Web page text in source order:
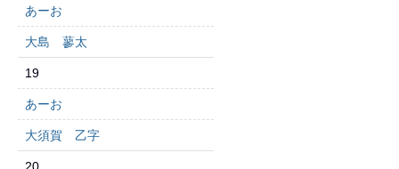
あーお
大島 蓼太
19
あーお
大須賀 乙字